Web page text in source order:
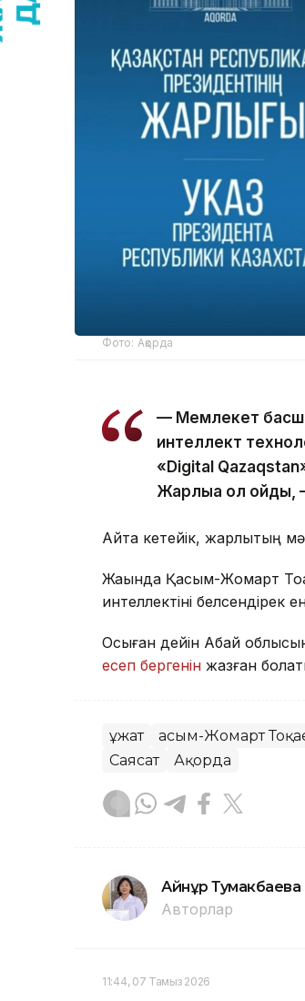
Фото: Ақорда
— Мемлекет
интеллект
«Digital
Жарлыққа қол
Айта кетейік, жарлықтың
Жақында Қасым-Жомарт
интеллектіні белсендірек
Осыған дейін Абай
есеп бергенін жазған
Құжат Қасым-Жомарт
Саясат
Ақорда
Айнұр Тумакбаева
Авторлар
11:44, 07 Тамыз 2026